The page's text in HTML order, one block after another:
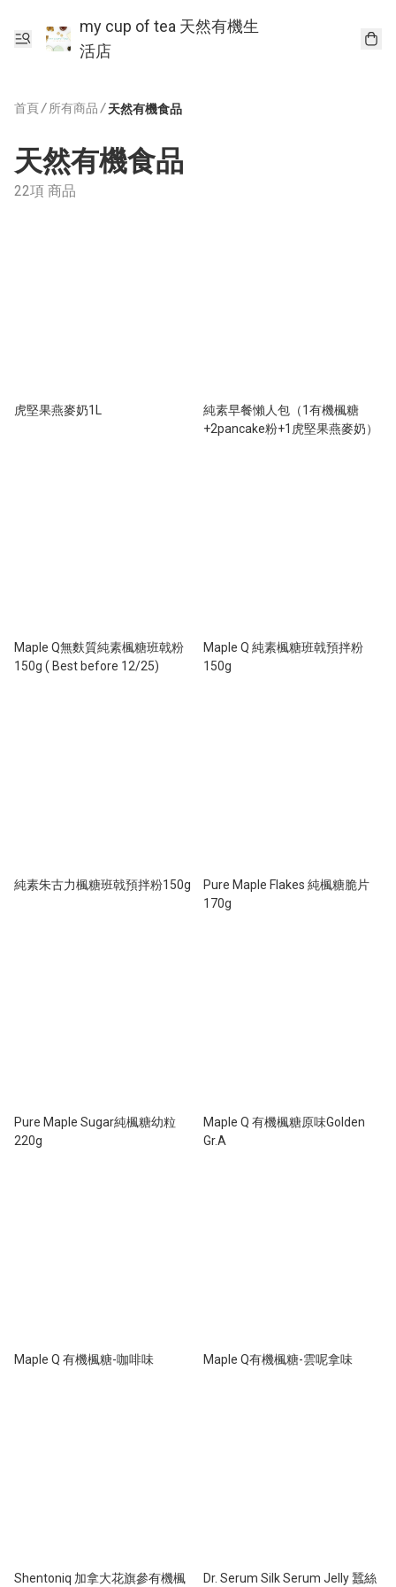
my cup of tea 天然有機生
活店
首頁/ 所有商品 / 天然有機食品
天然有機食品
22項 商品
虎堅果燕麥奶1L
純素早餐懶人包（1有機楓糖
+2pancake粉+1虎堅果燕麥奶）
Maple Q無麩質純素楓糖班戟粉
150g ( Best before 12/25)
Maple Q 純素楓糖班戟預拌粉
150g
純素朱古力楓糖班戟預拌粉150g
Pure Maple Flakes 純楓糖脆片
170g
Pure Maple Sugar純楓糖幼粒
220g
Maple Q 有機楓糖原味Golden
Gr.A
Maple Q 有機楓糖-咖啡味 Maple Q有機楓糖-雲呢拿味
Shentoniq 加拿大花旗參有機楓 Dr. Serum Silk Serum Jelly 蠶絲